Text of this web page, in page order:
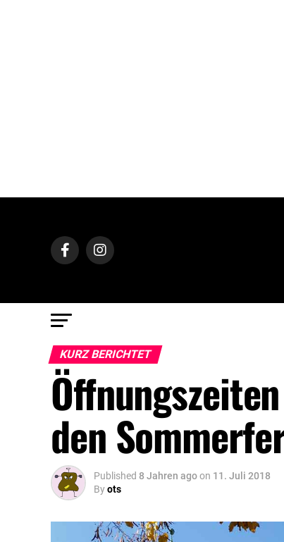
KURZ BERICHTET
den
Published 8 Jahren agoon 11. Juli 2018
Byots